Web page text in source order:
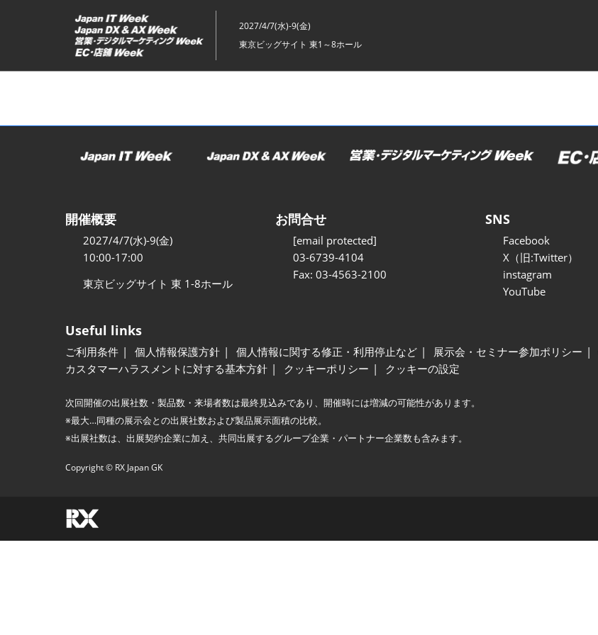
ッ
2027/4/7(水)-9(金)
東京ビッグサイト 東1～8ホール
開催概要
2027/4/7(水)-9(金)
10:00-17:00
東京ビッグサイト 東 1-8ホール
お問合せ
[email protected]
03-6739-4104
Fax: 03-4563-2100
SNS
Facebook
X（旧:Twitter）
instagram
YouTube
Useful links
ご利用条件 個人情報保護方針 個人情報に関する修正・利用停止など 展示会・セミナー参加ポリシー
カスタマーハラスメントに対する基本方針
クッキーポリシー クッキーの設定
次回開催の出展社数・製品数・来場者数は最終見込みであり、開催時には増減の可能性があります。
※最大…同種の展示会との出展社数および製品展示面積の比較。
※出展社数は、出展契約企業に加え、共同出展するグループ企業・パートナー企業数も含みます。
Copyright © RX Japan GK